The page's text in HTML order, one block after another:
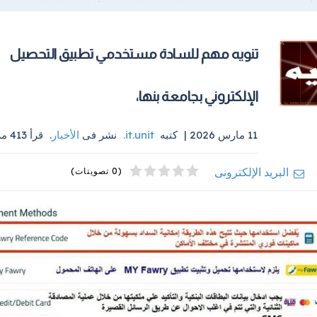
تنويه مهم للسادة مستخدمي تطبيق التحصيل
الإلكتروني بجامعة بنها،
11 مارس 2026 | كتبه it.unit
. نشر فى الأخبار . قرأ 413
البريد الإلكترونى 1
2
3
4
5 (0 تصويتات)